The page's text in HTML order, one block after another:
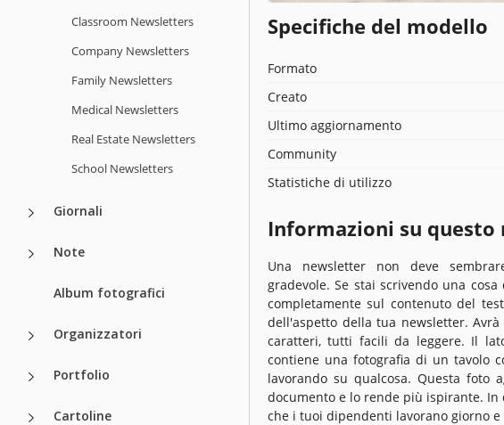
Classroom Newsletters
Company Newsletters
Family Newsletters
Medical Newsletters
Real Estate Newsletters
School Newsletters
Giornali
Note
Album fotografici
Organizzatori
Portfolio
Cartoline
Specifiche del modello
Formato
Creato
Ultimo aggiornamento
Community
Statistiche di utilizzo
Informazioni su questo
Una newsletter non deve
gradevole. Se stai scrivendo una
completamente sul contenuto del
dell'aspetto della tua newsletter.
caratteri, tutti facili da leggere. Il
contiene una fotografia di un tavolo
lavorando su qualcosa. Questa foto
documento e lo rende più ispirante.
che i tuoi dipendenti lavorano giorno